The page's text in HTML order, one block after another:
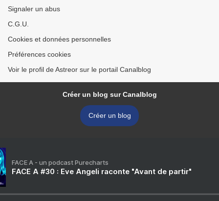
Signaler un abus
C.G.U.
Cookies et données personnelles
Préférences cookies
Voir le profil de Astreor sur le portail Canalblog
Créer un blog sur Canalblog
Créer un blog
FACE A - un podcast Purecharts
FACE A #30 : Eve Angeli raconte "Avant de partir"